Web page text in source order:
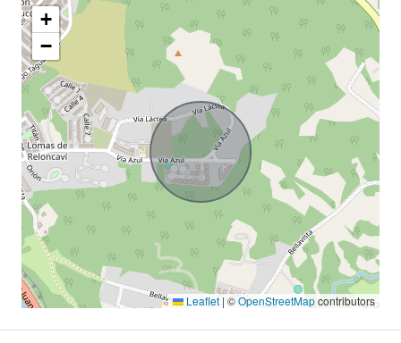
+
−
Leaflet | ©OpenStreetMapcontributors